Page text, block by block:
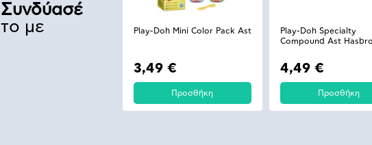
Συνδύασέ
το με
Play-Doh Mini Color Pack Ast
3,49 €
Προσθήκη
Play-Doh Specialty
Compound Ast
4,49 €
Προσθήκη